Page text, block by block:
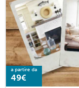
a partire da
49€